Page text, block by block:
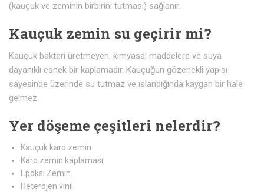
(kauçuk ve zeminin birbirini tutması) sağlanır.
Kauçuk zemin su geçirir mi?
Kauçuk bakteri üretmeyen, kimyasal maddelere ve suya
dayanıklı esnek bir kaplamadır. Kauçuğun gözenekli yapısı
sayesinde üzerinde su tutmaz ve ıslandığında kaygan bir hale
gelmez.
Yer döşeme çeşitleri nelerdir?
Kauçuk karo zemin
Karo zemin kaplaması
Epoksi Zemin.
Heterojen vinil.